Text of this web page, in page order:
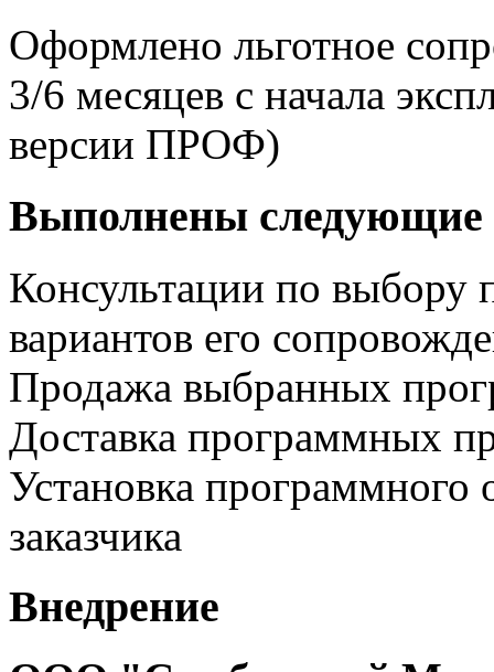
Оформлено льготное
3/6 месяцев с начала
версии ПРОФ)
Выполнены следующие
Консультации по выбору
вариантов его
Продажа выбранных
Доставка программных
Установка
заказчика
Внедрение